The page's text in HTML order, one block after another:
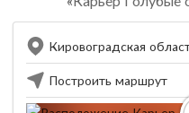
Кировоградская
Построить маршрут